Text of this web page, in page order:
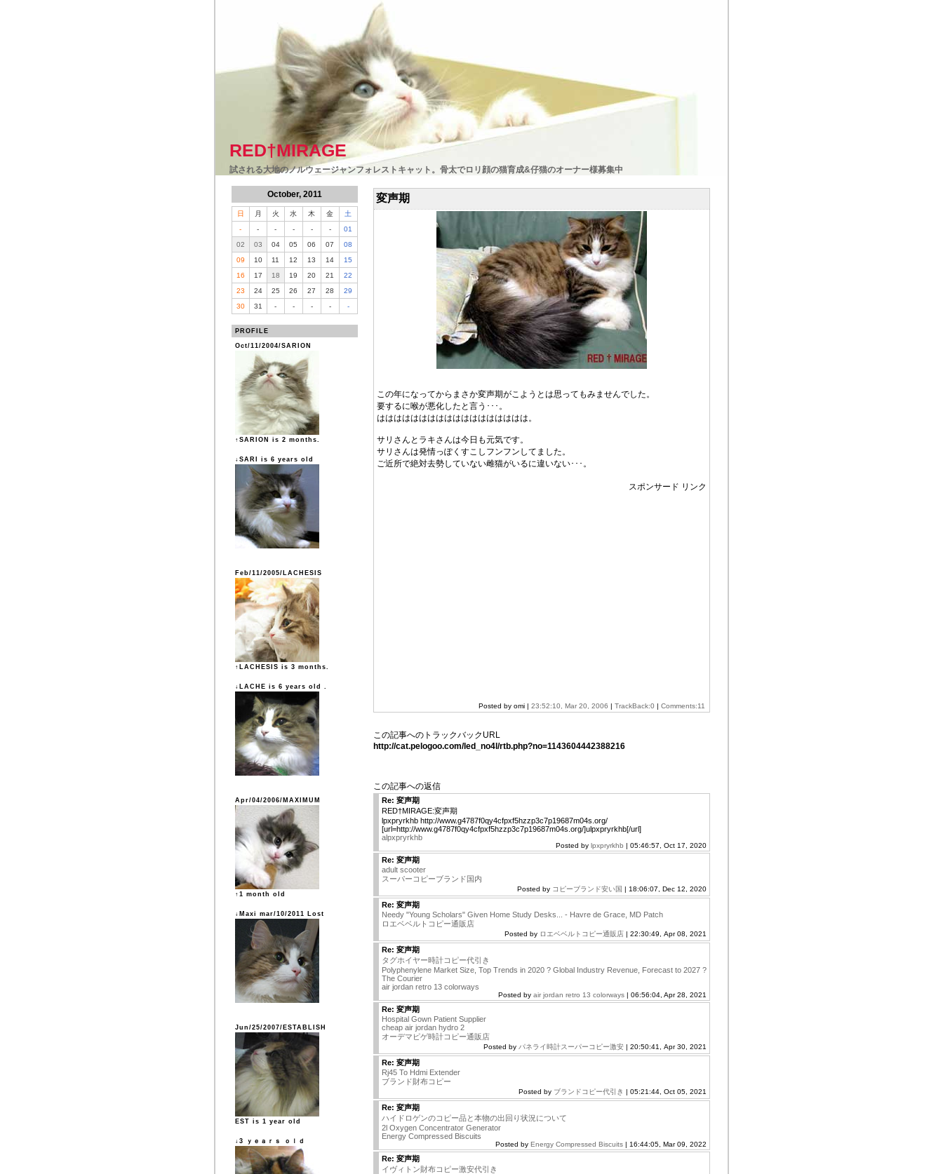
RED†MIRAGE
試される大地のノルウェージャンフォレストキャット。骨太でロリ顔の猫育成&仔猫のオーナー様募集中
October, 2011
日 月 火 水 木 金
土
-
- - - - -
01
02
03 04 05 06 07
08
09
10 11 12 13 14
15
16
17 18 19 20 21
22
23
24 25 26 27 28
29
30
31 - - - - -
PROFILE
Oct/11/2004/SARION
↑SARION is 2 months.
↓SARI is 6 years old
Feb/11/2005/LACHESIS
↑LACHESIS is 3 months.
↓LACHE is 6 years old .
Apr/04/2006/MAXIMUM
↑1 month old
↓Maxi mar/10/2011 Lost
Jun/25/2007/ESTABLISH
EST is 1 year old
↓3 ｙｅａｒｓ ｏｌｄ
変声期
この年になってからまさか変声期がこようとは思ってもみませんでした。
要するに喉が悪化したと言う･･･。
はははははははははははははははははは。
サリさんとラキさんは今日も元気です。
サリさんは発情っぽくすこしフンフンしてました。
ご近所で絶対去勢していない雌猫がいるに違いない･･･。
スポンサード リンク
Posted by omi | 23:52:10, Mar 20, 2006 | TrackBack:0 | Comments:11
この記事へのトラックバックURL
http://cat.pelogoo.com/led_no4l/rtb.php?no=1143604442388216
この記事への返信
Re: 変声期
RED†MIRAGE:変声期
lpxpryrkhb http://www.g4787f0qy4cfpxf5hzzp3c7p19687m04s.org/
[url=http://www.g4787f0qy4cfpxf5hzzp3c7p19687m04s.org/]ulpxpryrkhb[/url]
alpxpryrkhb
Posted by lpxpryrkhb | 05:46:57, Oct 17, 2020
Re: 変声期
adult scooter
スーパーコピーブランド国内
Posted by コピーブランド安い国 | 18:06:07, Dec 12, 2020
Re: 変声期
Needy "Young Scholars" Given Home Study Desks... - Havre de Grace, MD Patch
ロエベベルトコピー通販店
Posted by ロエベベルトコピー通販店 | 22:30:49, Apr 08, 2021
Re: 変声期
タグホイヤー時計コピー代引き
Polyphenylene Market Size, Top Trends in 2020 ? Global Industry Revenue, Forecast to 2027 ?
The Courier
air jordan retro 13 colorways
Posted by air jordan retro 13 colorways | 06:56:04, Apr 28, 2021
Re: 変声期
Hospital Gown Patient Supplier
cheap air jordan hydro 2
オーデマピゲ時計コピー通販店
Posted by パネライ時計スーパーコピー激安 | 20:50:41, Apr 30, 2021
Re: 変声期
Rj45 To Hdmi Extender
ブランド財布コピー
Posted by ブランドコピー代引き | 05:21:44, Oct 05, 2021
Re: 変声期
ハイドロゲンのコピー品と本物の出回り状況について
2l Oxygen Concentrator Generator
Energy Compressed Biscuits
Posted by Energy Compressed Biscuits | 16:44:05, Mar 09, 2022
Re: 変声期
イヴィトン財布コピー激安代引き